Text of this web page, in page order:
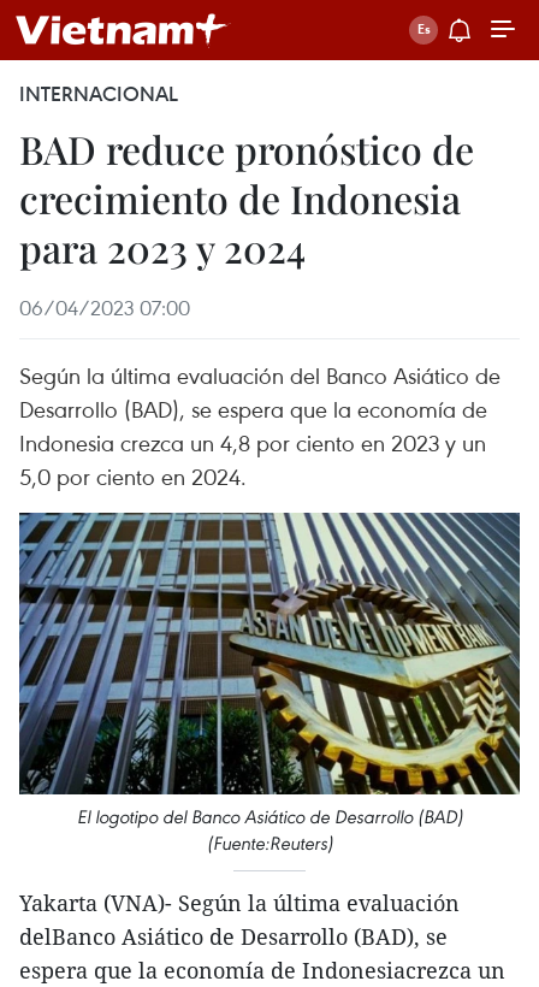
INTERNACIONAL
BAD reduce pronóstico de
crecimiento de Indonesia
para 2023 y 2024
06/04/2023 07:00
Según la última evaluación del Banco Asiático de
Desarrollo (BAD), se espera que la economía de
Indonesia crezca un 4,8 por ciento en 2023 y un
5,0 por ciento en 2024.
El logotipo del Banco Asiático de Desarrollo (BAD)
(Fuente:Reuters)
Yakarta (VNA)- Según la última evaluación
delBanco Asiático de Desarrollo (BAD), se
espera que la economía de Indonesiacrezca un